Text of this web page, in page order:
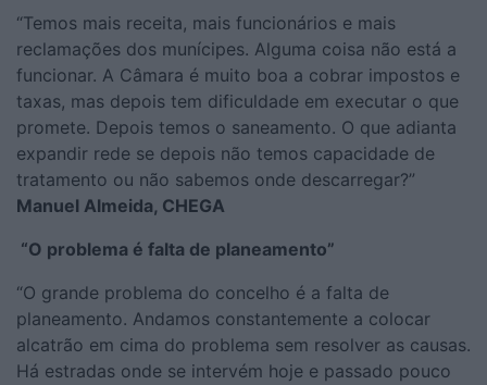
“Temos mais receita, mais funcionários e mais
reclamações dos munícipes. Alguma coisa não está a
funcionar. A Câmara é muito boa a cobrar impostos e
taxas, mas depois tem dificuldade em executar o que
promete. Depois temos o saneamento. O que adianta
expandir rede se depois não temos capacidade de
tratamento ou não sabemos onde descarregar?”
Manuel Almeida, CHEGA
“O problema é falta de planeamento”
“O grande problema do concelho é a falta de
planeamento. Andamos constantemente a colocar
alcatrão em cima do problema sem resolver as causas.
Há estradas onde se intervém hoje e passado pouco